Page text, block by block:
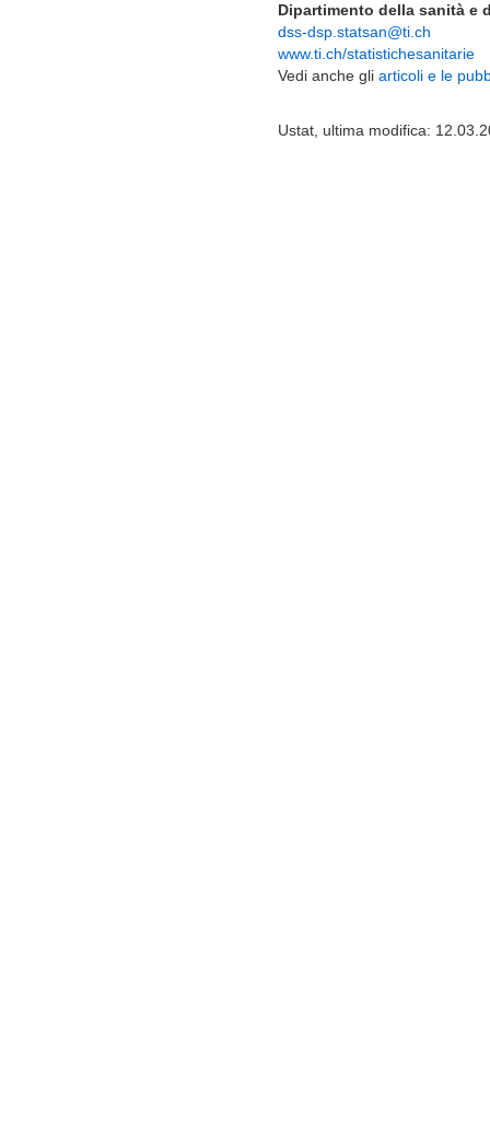
Dipartimento della sanità e
dss-dsp.statsan@ti.ch
www.ti.ch/statistichesanitarie
Vedi anche gli articoli e le
Ustat, ultima modifica: